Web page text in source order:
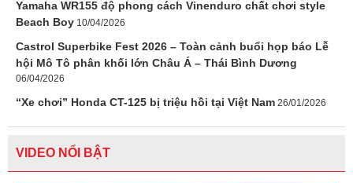
Yamaha WR155 độ phong cách Vinenduro chất chơi style
Beach Boy 10/04/2026
Castrol Superbike Fest 2026 – Toàn cảnh buổi họp báo Lễ
hội Mô Tô phân khối lớn Châu Á – Thái Bình Dương
06/04/2026
“Xe chơi” Honda CT-125 bị triệu hồi tại Việt Nam 26/01/2026
VIDEO NỔI BẬT